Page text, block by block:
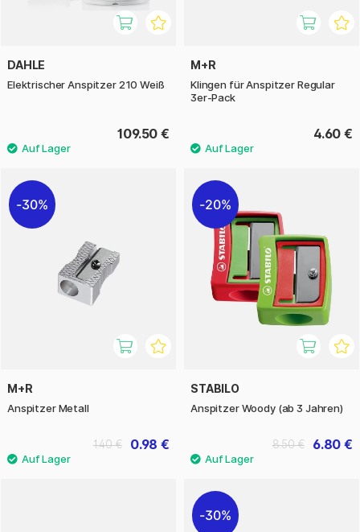
DAHLE
Elektrischer Anspitzer 210 Weiß
109.50 €
M+R
Klingen für Anspitzer Regular
3er-Pack
4.60 €
30%
M+R
Anspitzer Metall
0.98 €
1.40 €
20%
STABILO
Anspitzer Woody (ab 3 Jahren)
6.80 €
8.50 €
30%